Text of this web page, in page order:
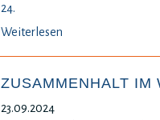
24.
Weiterlesen
ZUSAMMENHALT IM
23.09.2024